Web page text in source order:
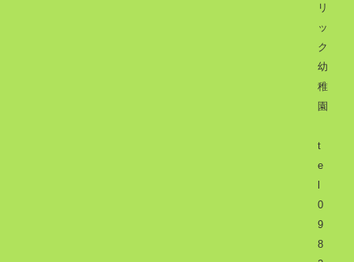
リ
ッ
ク
幼
稚
園
t
e
l
0
9
8